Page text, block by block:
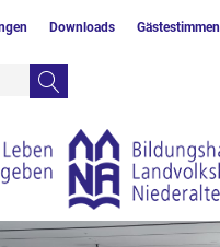
Downloads Gästestimmen